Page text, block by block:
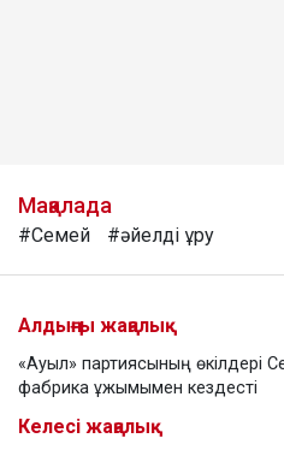
Мақалада
#Семей #әйелді ұру
Алдыңғы жаңалық
«Ауыл» партиясының өкілдері
фабрика ұжымымен кездесті
Келесі жаңалық